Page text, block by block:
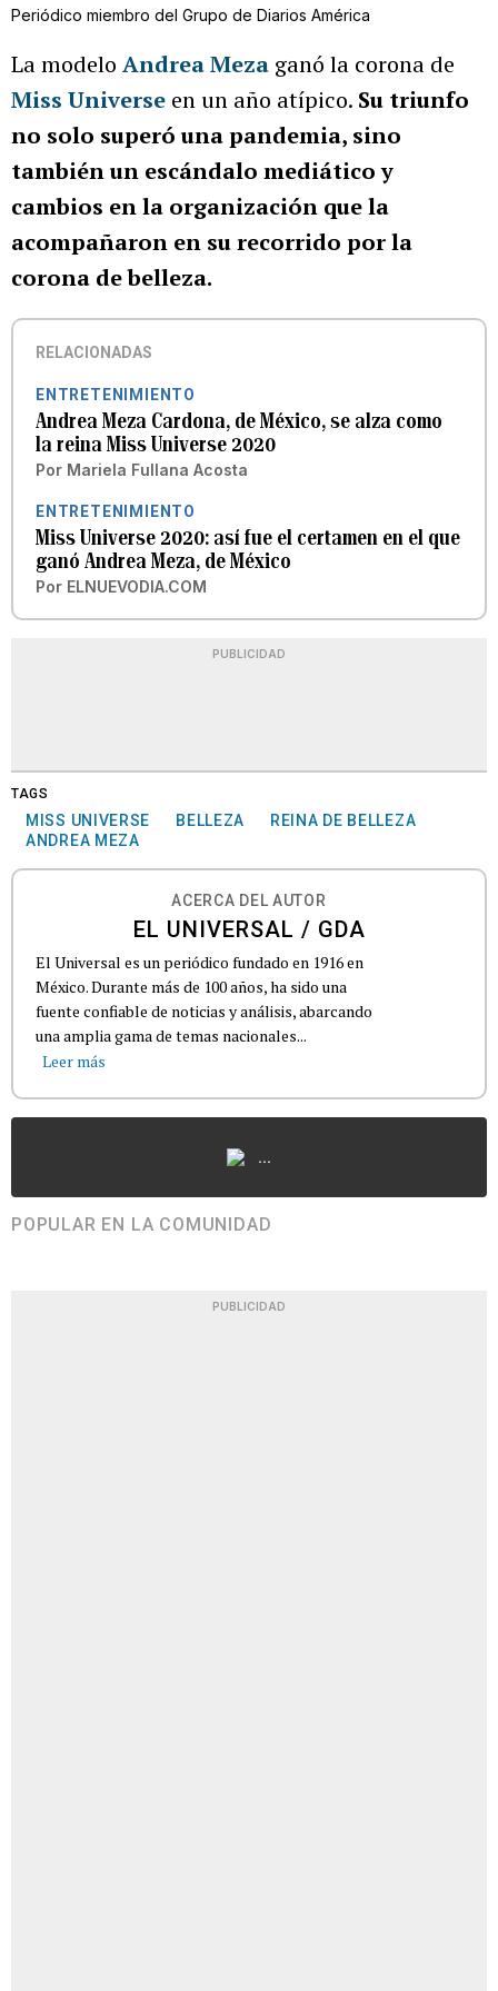
Periódico miembro del Grupo de Diarios América
La modelo Andrea Meza ganó la corona de
Miss Universe en un año atípico. Su triunfo
no solo superó una pandemia, sino
también un escándalo mediático y
cambios en la organización que la
acompañaron en su recorrido por la
corona de belleza.
RELACIONADAS
ENTRETENIMIENTO
Andrea Meza Cardona, de México, se alza como
la reina Miss Universe 2020
Por Mariela Fullana Acosta
ENTRETENIMIENTO
Miss Universe 2020: así fue el certamen en el que
ganó Andrea Meza, de México
Por ELNUEVODIA.COM
PUBLICIDAD
TAGS
MISS UNIVERSE BELLEZA
REINA DE BELLEZA
ANDREA MEZA
ACERCA DEL AUTOR
EL UNIVERSAL / GDA
El Universal es un periódico fundado en 1916 en
México. Durante más de 100 años, ha sido una
fuente confiable de noticias y análisis, abarcando
una amplia gama de temas nacionales...
Leer más
...
POPULAR EN LA COMUNIDAD
PUBLICIDAD